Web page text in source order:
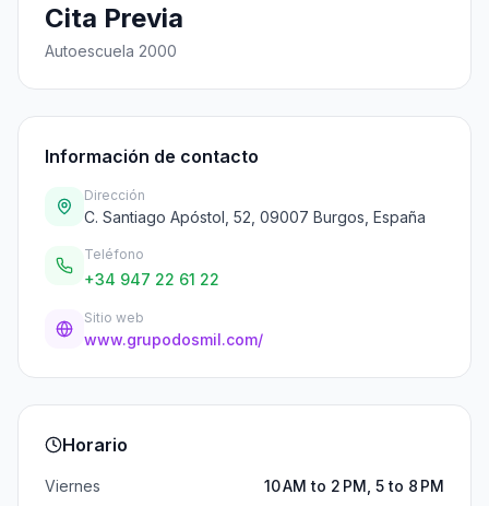
Cita Previa
Autoescuela 2000
Información de contacto
Dirección
C. Santiago Apóstol, 52, 09007 Burgos, España
Teléfono
+34 947 22 61 22
Sitio web
www.grupodosmil.com/
Horario
Viernes
10 AM to 2 PM, 5 to 8 PM